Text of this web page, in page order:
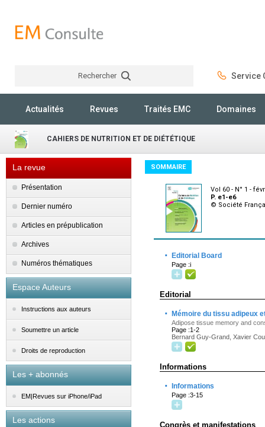
Rechercher Service
Actualités Revues Traités EMC Domaines
CAHIERS DE NUTRITION ET DE DIÉTÉTIQUE
La revue
Présentation
Dernier numéro
Articles en prépublication
Archives
Numéros thématiques
Espace Auteurs
Instructions aux auteurs
Soumettre un article
Droits de reproduction
Les + abonnés
EM|Revues sur iPhone/iPad
Les actions
SOMMAIRE
Vol 60 - N° 1 -
P. e1-e6
© Société
· Editorial Board
Page :i
Editorial
· Mémoire du tissu adipeux
Adipose tissue memory and
Page :1-2
Bernard Guy-Grand, Xavier
Informations
· Informations
Page :3-15
Congrès et manifestations